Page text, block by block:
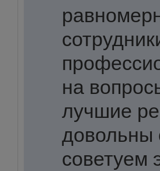
на
лучшие
довольны
советуем